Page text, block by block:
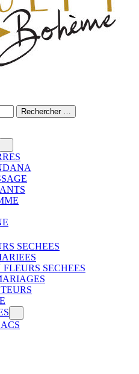
Rechercher …
SECHEES
SECHEES